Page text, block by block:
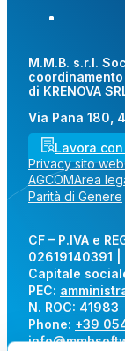
M.M.B. s.r.l.
coordinamento
di KRENOVA
Via Pana 180,
Lavora
Privacy sito web
AGCOMArea
Parità di Genere
CF – P.IVA e
02619140391 |
Capitale
PEC:
N. ROC: 41983
Phone: +39